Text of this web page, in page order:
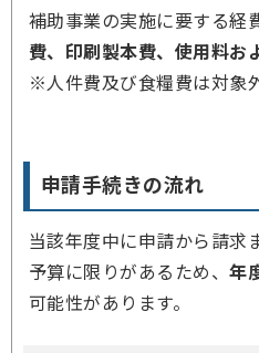
補助事業の実施に要する経
費、印刷製本費、使用料お
※人件費及び食糧費は対象外
申請手続きの流れ
当該年度中に申請から請求
予算に限りがあるため、年
可能性があります。